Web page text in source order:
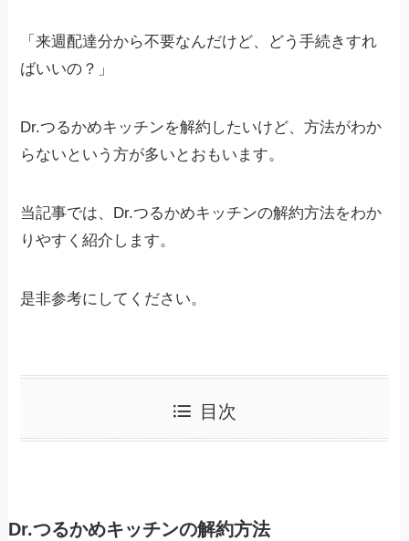
「来週配達分から不要なんだけど、どう手続きすれ
ばいいの？」
Dr.つるかめキッチンを解約したいけど、方法がわか
らないという方が多いとおもいます。
当記事では、Dr.つるかめキッチンの解約方法をわか
りやすく紹介します。
是非参考にしてください。
目次
Dr.つるかめキッチンの解約方法